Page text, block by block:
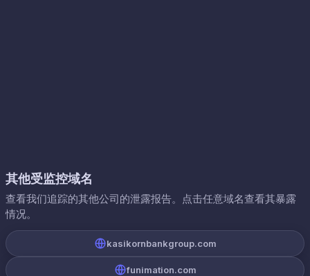
其他受监控域名
查看我们追踪的其他公司的泄露报告。点击任意域名查看其暴露
情况。
kasikornbankgroup.com
funimation.com